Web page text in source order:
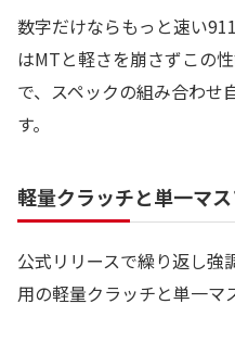
数字だけならもっと速い
はMTと軽さを崩さずこの
で、スペックの組み合わせ
す。
軽量クラッチと単一マ
公式リリースで繰り返し
用の軽量クラッチと単一マ